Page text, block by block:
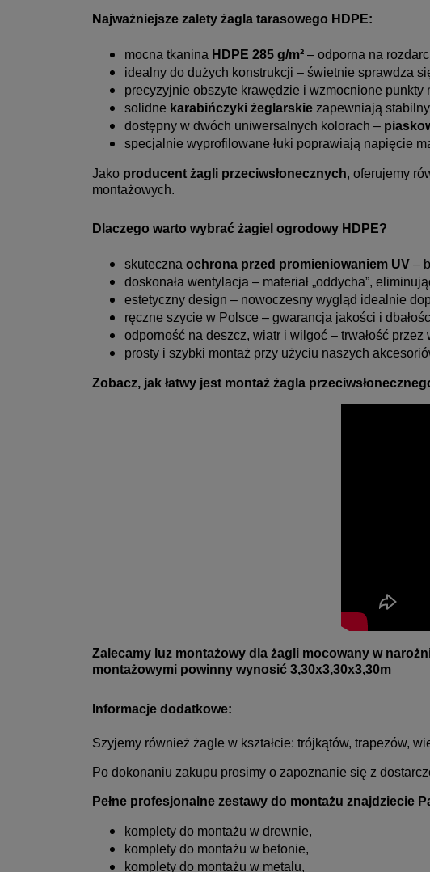
Najważniejsze zalety żagla tarasowego HDPE:
mocna tkanina HDPE 285 g/m² – odporna na
idealny do dużych konstrukcji – świetnie sprawdza
precyzyjnie obszyte krawędzie i wzmocnione punkty
solidne karabińczyki żeglarskie zapewniają
dostępny w dwóch uniwersalnych kolorach –
specjalnie wyprofilowane łuki poprawiają napięcie
Jako producent żagli przeciwsłonecznych, oferujemy
montażowych.
Dlaczego warto wybrać żagiel ogrodowy HDPE?
skuteczna ochrona przed promieniowaniem UV –
doskonała wentylacja – materiał „oddycha”,
estetyczny design – nowoczesny wygląd idealnie
ręczne szycie w Polsce – gwarancja jakości i
odporność na deszcz, wiatr i wilgoć – trwałość przez
prosty i szybki montaż przy użyciu naszych
Zobacz, jak łatwy jest montaż żagla
Zalecamy luz montażowy dla żagli mocowany w
montażowymi powinny wynosić 3,30x3,30x3,30m
Informacje dodatkowe:
Szyjemy również żagle w kształcie: trójkątów, trapezów,
Po dokonaniu zakupu prosimy o zapoznanie się z
Pełne profesjonalne zestawy do montażu znajdziecie
komplety do montażu w drewnie,
komplety do montażu w betonie,
komplety do montażu w metalu,